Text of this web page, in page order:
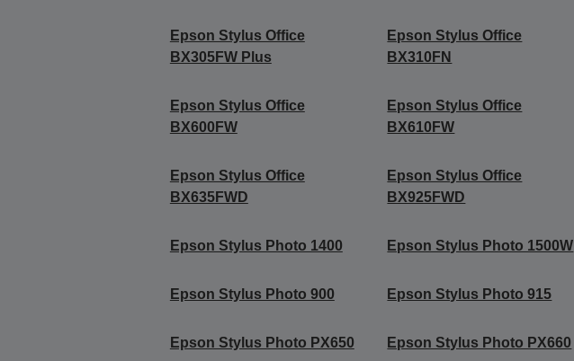
Epson Stylus Office
BX305FW Plus
Epson Stylus Office
BX310FN
Epson Stylus Office
BX600FW
Epson Stylus Office
BX610FW
Epson Stylus Office
BX635FWD
Epson Stylus Office
BX925FWD
Epson Stylus Photo 1400 Epson Stylus Photo 1500W
Epson Stylus Photo 900 Epson Stylus Photo 915
Epson Stylus Photo PX650 Epson Stylus Photo PX660